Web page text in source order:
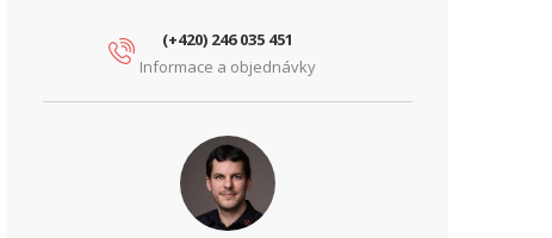
PARAMETRY ETHERNET
PARAMETRY NAPÁJENÍ
700
(+420) 246 035 451
Informace a objednávky